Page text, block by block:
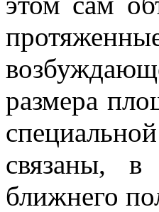
размера
связаны,
ближнего